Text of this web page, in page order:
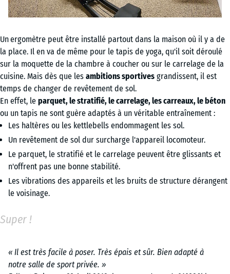
Unergomètre peut être installé partout dans la maison où il y a de
la place. Il en va de même pour le tapis de yoga, qu'il soit déroulé
sur la moquette de la chambre à coucher ou sur le carrelage de la
cuisine. Mais dès que les ambitions sportives grandissent, il est
temps de changer de revêtement de sol.
En effet, le parquet, le stratifié, le carrelage, les carreaux, le béton
ou un tapis ne sont guère adaptés à un véritable entraînement :
Les haltères ou les kettlebells endommagent les sol.
Un revêtement de sol dur surcharge l'appareil locomoteur.
Le parquet, le stratifié et le carrelage peuvent être glissants et
n'offrent pas une bonne stabilité.
Les vibrations des appareils et les bruits de structure dérangent
le voisinage.
Super !
« Il est très facile à poser. Très épais et sûr. Bien adapté à
notre salle de sport privée. »